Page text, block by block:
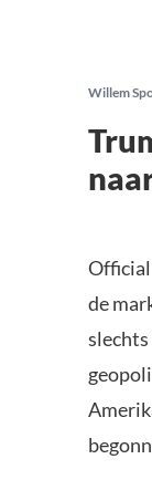
Willem
de